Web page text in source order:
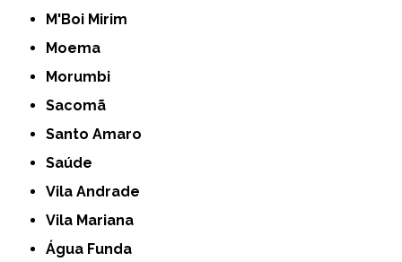
M'Boi Mirim
Moema
Morumbi
Sacomã
Santo Amaro
Saúde
Vila Andrade
Vila Mariana
Água Funda